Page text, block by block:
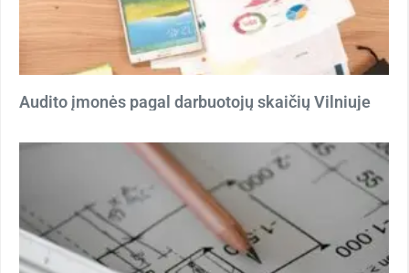
Audito įmonės pagal darbuotojų skaičių Vilniuje